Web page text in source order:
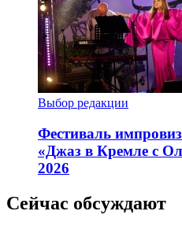
Выбор редакции
Фестиваль
«Джаз в Кремле с
2026
Сейчас обсуждают